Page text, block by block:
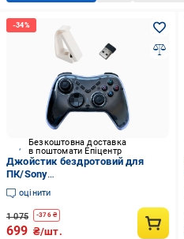
Безкоштовна доставка
в поштомати Епіцентр
Джойстик бездротовий для
ПК/Sony
PlayStation/Nintendo/Switch/
смартфона Чорний (29544715)
оцінити
1 075 -376₴
699 ₴/шт.